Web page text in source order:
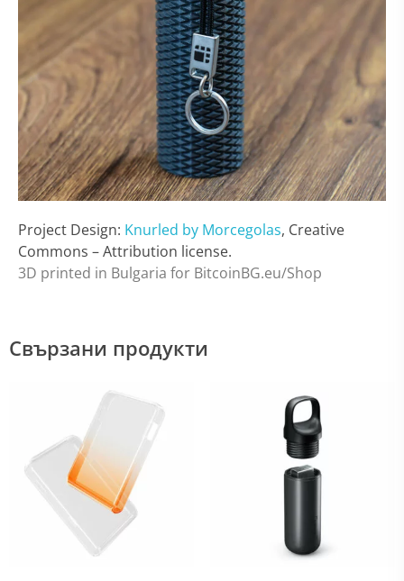
Project Design: Knurled by Morcegolas, Creative
Commons – Attribution license.
3D printed in Bulgaria for BitcoinBG.eu/Shop
Свързани продукти